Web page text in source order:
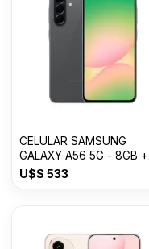
CELULAR SAMSUNG
GALAXY A56 5G - 8GB +
256GB Awesome Graphite
U$S 533